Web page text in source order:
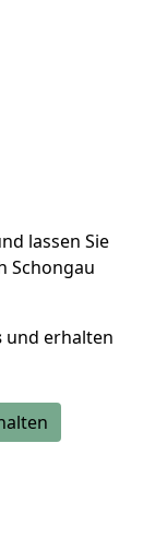
lassen Sie
Schongau
und erhalten